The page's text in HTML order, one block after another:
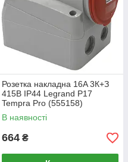
Розетка накладна 16A 3К+З
415В IP44 Legrand P17
Tempra Pro (555158)
В наявності
664 ₴